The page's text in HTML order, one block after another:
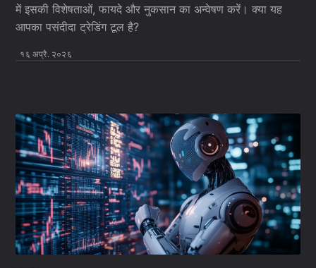
में इसकी विशेषताओं, फायदे और नुकसान का अन्वेषण करें। क्या यह
आपका पसंदीदा ट्रेडिंग टूल है?
१६ अप्रै. २०२६